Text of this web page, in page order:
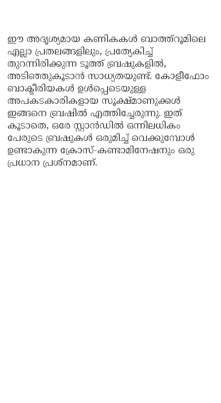
ഈ അദൃശ്യമായ കണികകൾ ബാത്ത്റൂമിലെ
എല്ലാ പ്രതലങ്ങളിലും, പ്രത്യേകിച്ച്
തുറന്നിരിക്കുന്ന ടൂത്ത് ബ്രഷുകളിൽ,
അടിഞ്ഞുകൂടാൻ സാധ്യതയുണ്ട്. കോളീഫോം
ബാക്ടീരിയകൾ ഉൾപ്പെടെയുള്ള
അപകടകാരികളായ സൂക്ഷ്മാണുക്കൾ
ഇങ്ങനെ ബ്രഷിൽ എത്തിച്ചേരുന്നു. ഇത്
കൂടാതെ, ഒരേ സ്റ്റാൻഡിൽ ഒന്നിലധികം
പേരുടെ ബ്രഷുകൾ ഒരുമിച്ച് വെക്കുമ്പോൾ
ഉണ്ടാകുന്ന ക്രോസ്-കണ്ടാമിനേഷനും ഒരു
പ്രധാന പ്രശ്‌നമാണ്.